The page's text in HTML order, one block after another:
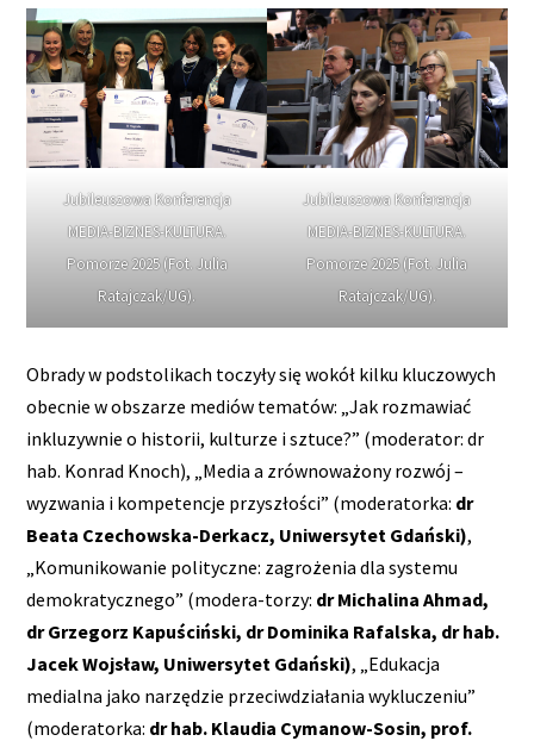
Jubileuszowa Konferencja
MEDIA-BIZNES-KULTURA.
Pomorze 2025 (Fot. Julia
Ratajczak/UG).
Jubileuszowa Konferencja
MEDIA-BIZNES-KULTURA.
Pomorze 2025 (Fot. Julia
Ratajczak/UG).
Obrady w podstolikach toczyły się wokół kilku kluczowych
obecnie w obszarze mediów tematów: „Jak rozmawiać
inkluzywnie o historii, kulturze i sztuce?” (moderator: dr
hab. Konrad Knoch), „Media a zrównoważony rozwój –
wyzwania i kompetencje przyszłości” (moderatorka: dr
Beata Czechowska-Derkacz, Uniwersytet Gdański),
„Komunikowanie polityczne: zagrożenia dla systemu
demokratycznego” (modera-torzy: dr Michalina Ahmad,
dr Grzegorz Kapuściński, dr Dominika Rafalska, dr hab.
Jacek Wojsław, Uniwersytet Gdański), „Edukacja
medialna jako narzędzie przeciwdziałania wykluczeniu”
(moderatorka: dr hab. Klaudia Cymanow-Sosin, prof.